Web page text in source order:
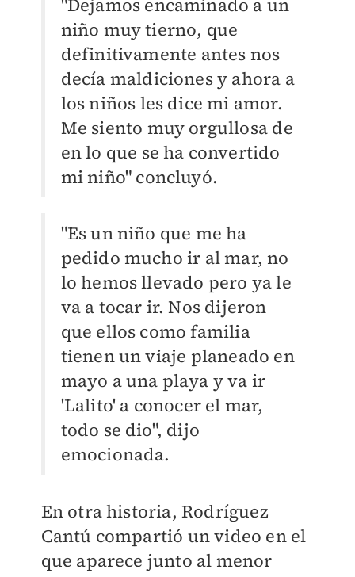
"Dejamos encaminado a un
niño muy tierno, que
definitivamente antes nos
decía maldiciones y ahora a
los niños les dice mi amor.
Me siento muy orgullosa de
en lo que se ha convertido
mi niño" concluyó.
"Es un niño que me ha
pedido mucho ir al mar, no
lo hemos llevado pero ya le
va a tocar ir. Nos dijeron
que ellos como familia
tienen un viaje planeado en
mayo a una playa y va ir
'Lalito' a conocer el mar,
todo se dio", dijo
emocionada.
En otra historia, Rodríguez
Cantú compartió un video en el
que aparece junto al menor